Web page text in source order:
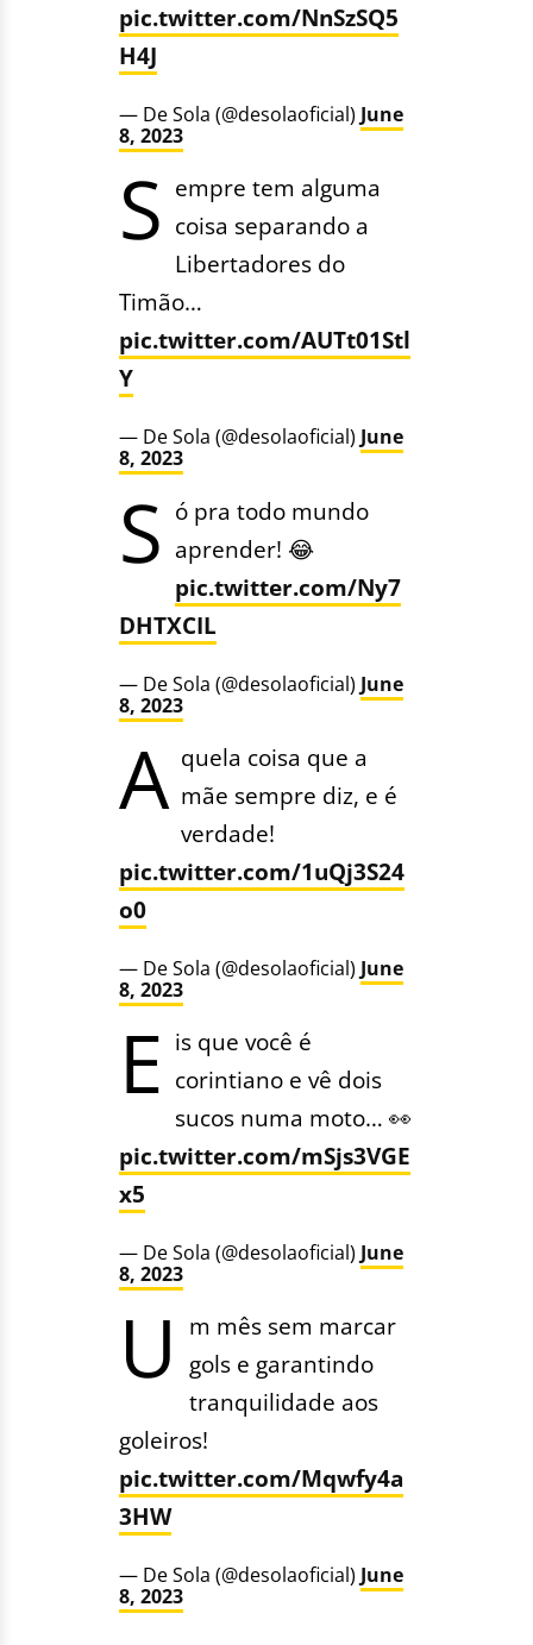
pic.twitter.com/NnSzSQ5
H4J
— De Sola (@desolaoficial) June
8, 2023
S empre tem alguma
coisa separando a
Libertadores do
Timão…
pic.twitter.com/AUTt01Stl
Y
— De Sola (@desolaoficial) June
8, 2023
S ó pra todo mundo
aprender! 😂
pic.twitter.com/Ny7
DHTXCIL
— De Sola (@desolaoficial) June
8, 2023
A quela coisa que a
mãe sempre diz, e é
verdade!
pic.twitter.com/1uQj3S24
o0
— De Sola (@desolaoficial) June
8, 2023
E is que você é
corintiano e vê dois
sucos numa moto… 👀
pic.twitter.com/mSjs3VGE
x5
— De Sola (@desolaoficial) June
8, 2023
U
m mês sem marcar
gols e garantindo
tranquilidade aos
goleiros!
pic.twitter.com/Mqwfy4a
3HW
— De Sola (@desolaoficial) June
8, 2023